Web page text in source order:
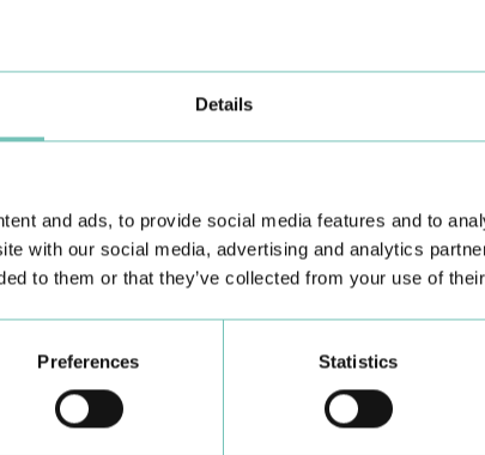
Details
and ads, to provide social media features and to
with our social media, advertising and analytics
to them or that they’ve collected from your use of
Preferences Statistics
a 4ª causa de morte,
e morbilidade da
outros fatores que
PFR, tabagismo,
de falta de ar,
física, diminuição
excessiva de peso.
da DPOC têm dois
terapêutica
estruturado, ambas
ou seja, aqueles
as seguintes
da doença, ou com
com baixo nível de
reserva ventilatória.
nestes utentes, tais
vascular periférica
Este tipo de treino é
Por sua vez, o treino de força
músculos específicos, sendo
dos membros superiores e/ou
vez, no desempenho das
tolerado pelos utentes mais
conjunto das duas
Os Programas de Reabilitação
semanas (programas curtos)
com uma frequência semanal
sessão. As sessões
um período de treino de
de arrefecimento com
O Hospital Particular de Alvor
Reabilitação Respiratória,
pessoas, todas as tardes de
educação com um tema